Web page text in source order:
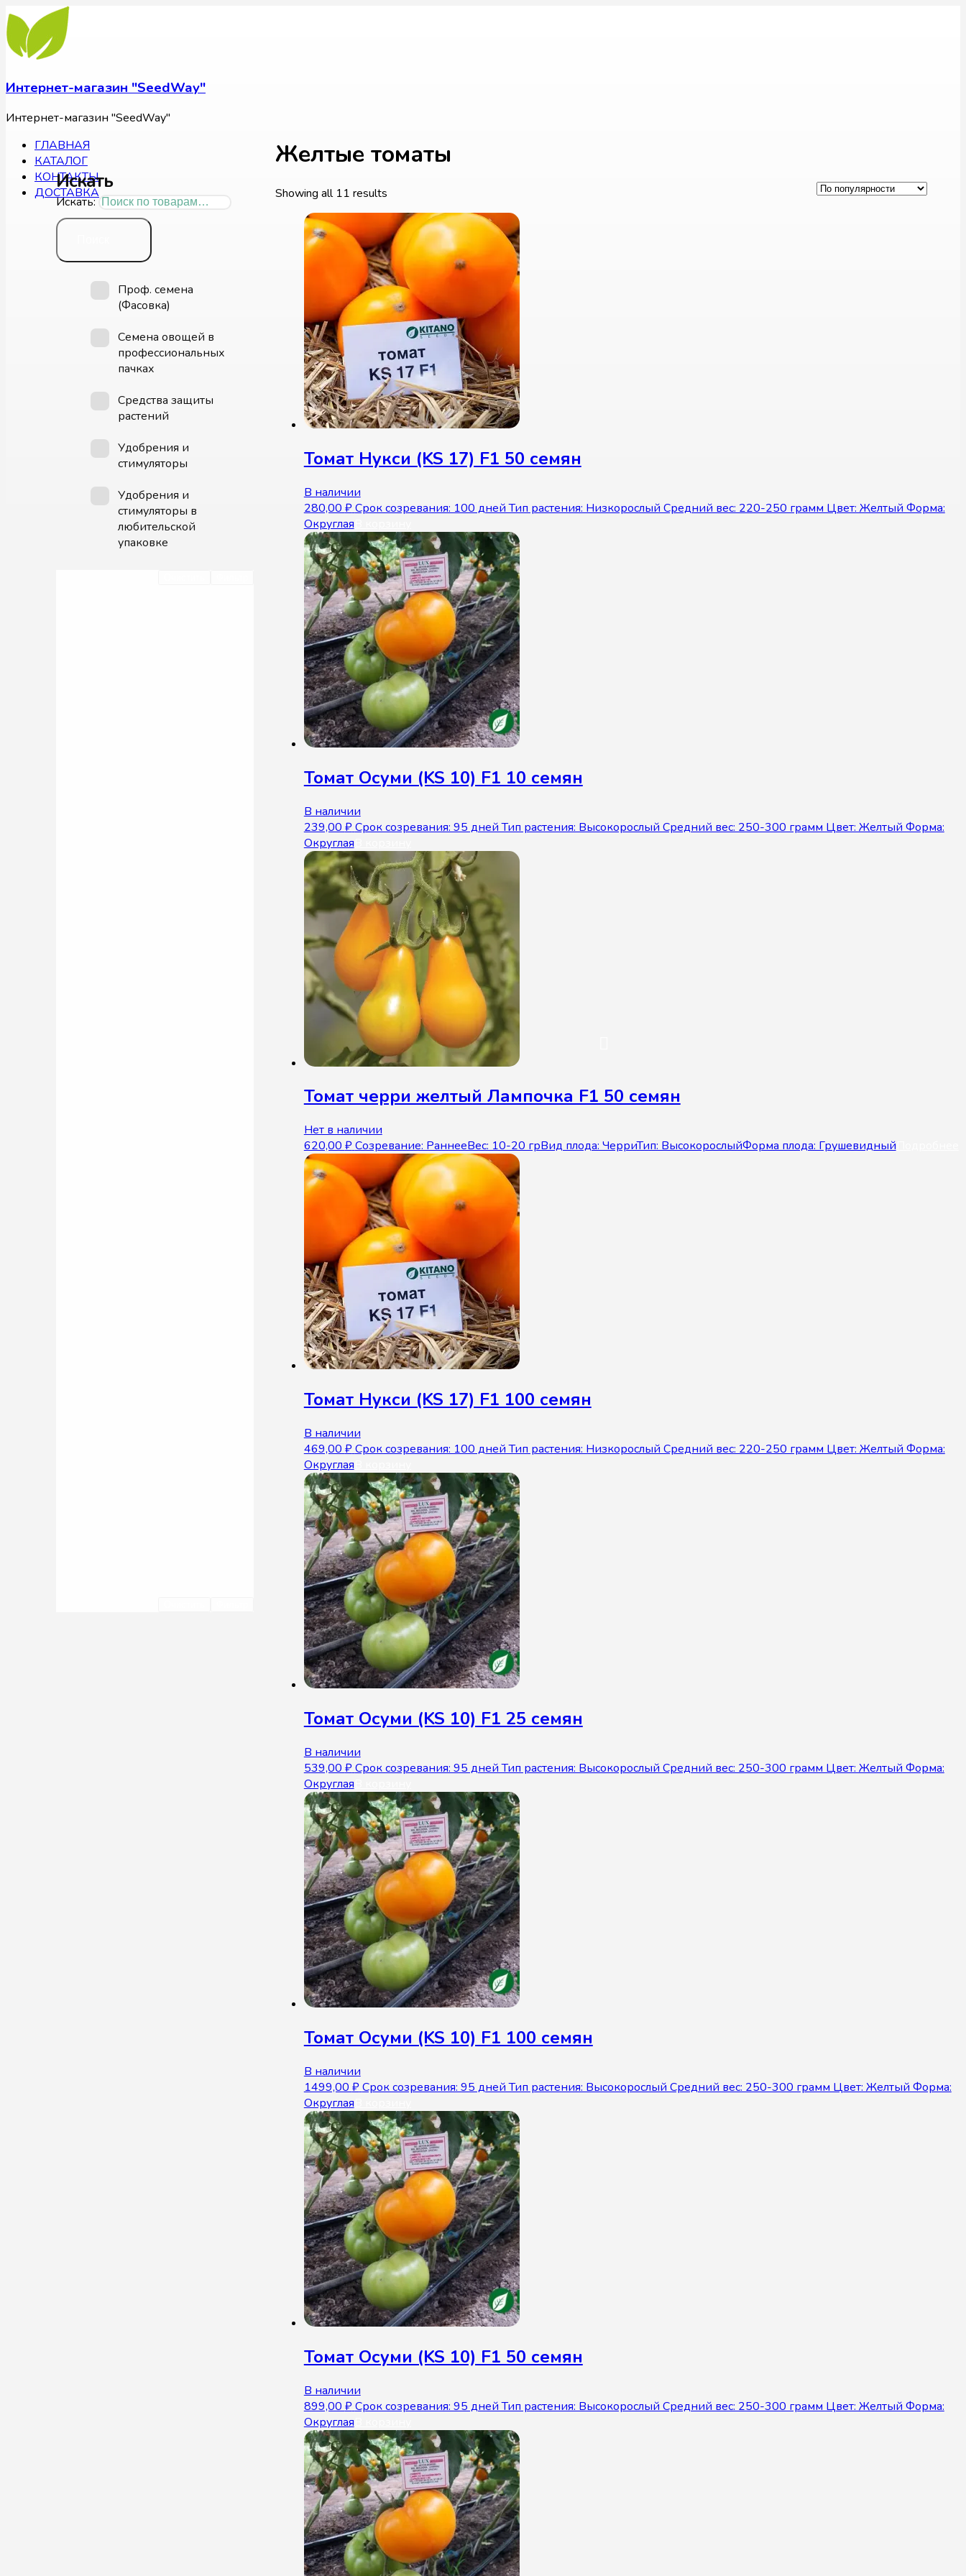
Интернет-магазин "SeedWay"
Интернет-магазин "SeedWay"
ГЛАВНАЯ
КАТАЛОГ
КОНТАКТЫ
ДОСТАВКА
Желтые томаты
Showing all 11 results
Томат Нукси (KS 17) F1 50 семян
В наличии
280,00 ₽Срок созревания: 100 дней Тип растения: Низкорослый Средний вес: 220-250 грамм Цвет: Желтый Форма:
Округлая
Томат Осуми (KS 10) F1 10 семян
В наличии
239,00 ₽Срок созревания: 95 дней Тип растения: Высокорослый Средний вес: 250-300 грамм Цвет: Желтый Форма:
Округлая
Томат черри желтый Лампочка F1 50 семян
Нет в наличии
620,00 ₽Созревание: РаннееВес: 10-20 грВид плода: ЧерриТип: ВысокорослыйФорма плода: Грушевидный
Томат Нукси (KS 17) F1 100 семян
В наличии
469,00 ₽Срок созревания: 100 дней Тип растения: Низкорослый Средний вес: 220-250 грамм Цвет: Желтый Форма:
Округлая
Томат Осуми (KS 10) F1 25 семян
В наличии
539,00 ₽Срок созревания: 95 дней Тип растения: Высокорослый Средний вес: 250-300 грамм Цвет: Желтый Форма:
Округлая
Томат Осуми (KS 10) F1 100 семян
В наличии
1499,00 ₽Срок созревания: 95 дней Тип растения: Высокорослый Средний вес: 250-300 грамм Цвет: Желтый Форма:
Округлая
Томат Осуми (KS 10) F1 50 семян
В наличии
899,00 ₽Срок созревания: 95 дней Тип растения: Высокорослый Средний вес: 250-300 грамм Цвет: Желтый Форма:
Округлая
Искать
Искать:
Проф. семена
(Фасовка)
Семена овощей в
профессиональных
пачках
Средства защиты
растений
Удобрения и
стимуляторы
Удобрения и
стимуляторы в
любительской
упаковке